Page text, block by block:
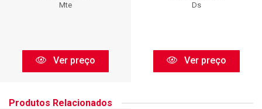
Mte
Ver preço
Ds
Ver preço
Produtos Relacionados